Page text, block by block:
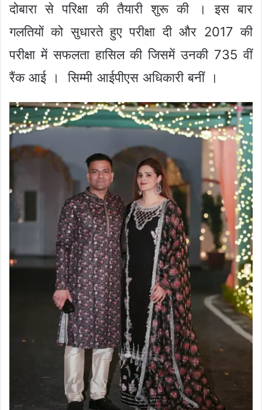
दोबारा से परिक्षा की तैयारी शुरू की । इस बार
गलतियों को सुधारते हुए परीक्षा दी और 2017 की
परीक्षा में सफलता हासिल की जिसमें उनकी 735 वीं
रैंक आई । सिम्मी आईपीएस अधिकारी बनीं ।